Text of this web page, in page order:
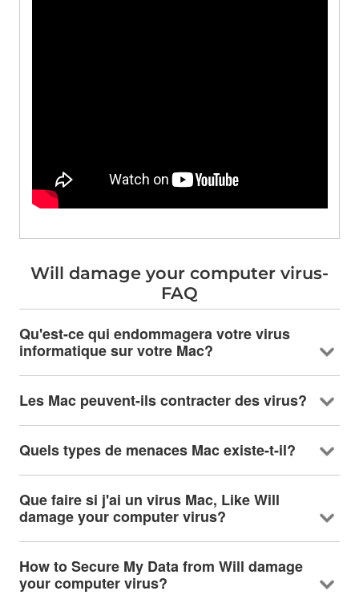
Will damage your computer virus-
FAQ
Qu'est-ce qui endommagera votre virus
informatique sur votre Mac?
Les Mac peuvent-ils contracter des virus?
Quels types de menaces Mac existe-t-il?
Que faire si j'ai un virus Mac, Like Will
damage your computer virus?
How to Secure My Data from Will damage
your computer virus?